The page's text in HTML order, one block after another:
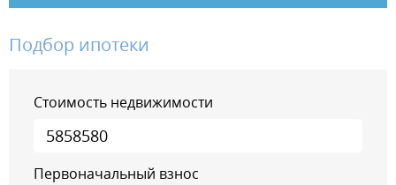
Подбор ипотеки
Стоимость недвижимости
Первоначальный взнос